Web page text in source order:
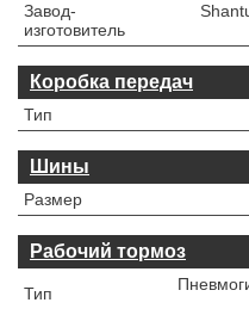
Завод-
изготовитель
Коробка передач
Тип
Шины
Размер
Рабочий тормоз
Тип